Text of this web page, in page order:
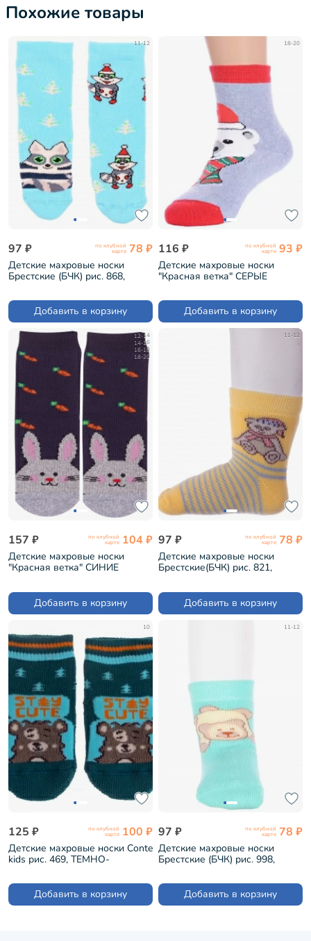
Похожие товары
11-12
97 ₽ по клубной
карте 78 ₽
Детские махровые носки
Брестские (БЧК) рис. 868,
Добавить в корзину
18-20
116 ₽ по клубной
карте 93 ₽
Детские махровые носки
"Красная ветка" СЕРЫЕ
Добавить в корзину
12-14
14-16
16-18
18-20
157 ₽ по клубной
карте 104 ₽
Детские махровые носки
"Красная ветка" СИНИЕ
Добавить в корзину
11-12
97 ₽ по клубной
карте 78 ₽
Детские махровые носки
Брестские(БЧК) рис. 821,
Добавить в корзину
10
125 ₽ по клубной
карте 100 ₽
Детские махровые носки Conte
kids рис. 469, ТЕМНО-
Добавить в корзину
11-12
97 ₽ по клубной
карте 78 ₽
Детские махровые носки
Брестские (БЧК) рис. 998,
Добавить в корзину